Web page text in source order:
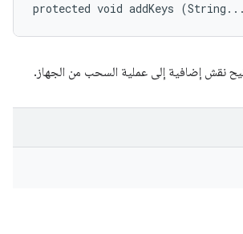
protected void addKeys
نقش إضافية إلى عملية السحب من الجهاز.